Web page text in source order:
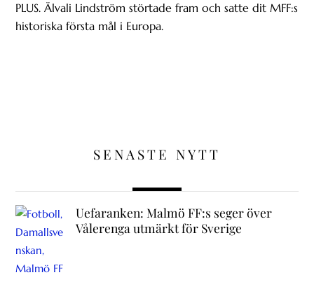
PLUS. Älvali Lindström störtade fram och satte dit MFF:s
historiska första mål i Europa.
SENASTE NYTT
Uefaranken: Malmö FF:s seger över
Vålerenga utmärkt för Sverige